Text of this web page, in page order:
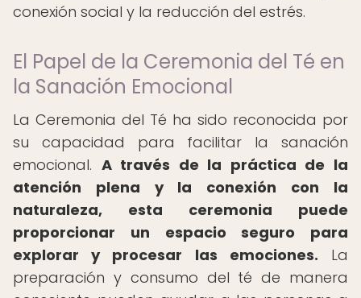
conexión social y la reducción del estrés.
El Papel de la Ceremonia del Té en
la Sanación Emocional
La Ceremonia del Té ha sido reconocida por
su capacidad para facilitar la sanación
emocional. A través de la práctica de la
atención plena y la conexión con la
naturaleza, esta ceremonia puede
proporcionar un espacio seguro para
explorar y procesar las emociones. La
preparación y consumo del té de manera